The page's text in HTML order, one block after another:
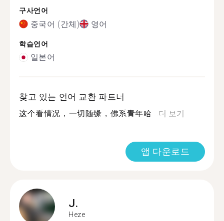
구사언어
중국어 (간체) 영어
학습언어
일본어
찾고 있는 언어 교환 파트너
这个看情况，一切随缘，佛系青年哈...더 보기
앱 다운로드
J.
Heze